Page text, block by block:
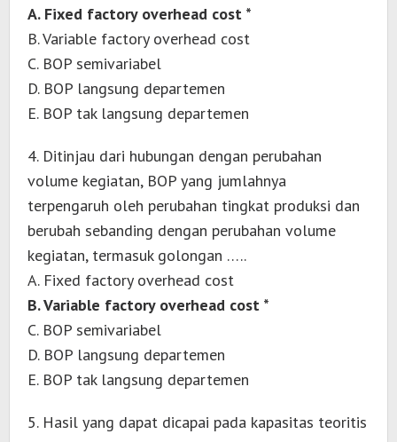
A. Fixed factory overhead cost *
B. Variable factory overhead cost
C. BOP semivariabel
D. BOP langsung departemen
E. BOP tak langsung departemen
4. Ditinjau dari hubungan dengan perubahan
volume kegiatan, BOP yang jumlahnya
terpengaruh oleh perubahan tingkat produksi dan
berubah sebanding dengan perubahan volume
kegiatan, termasuk golongan …..
A. Fixed factory overhead cost
B. Variable factory overhead cost *
C. BOP semivariabel
D. BOP langsung departemen
E. BOP tak langsung departemen
5. Hasil yang dapat dicapai pada kapasitas teoritis